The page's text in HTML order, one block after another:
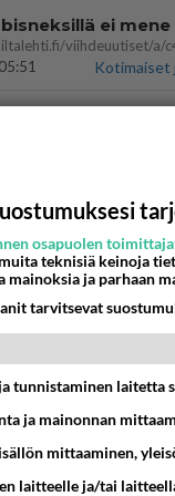
ei mene
Kotimaiset
voita reilusti,
Maailman
kaivattusi on
Ikävä
välit
Ikävä
osapuolen
teknisiä keinoja
ja parhaan
tarvitsevat
tunnistaminen laitetta
ja mainonnan
mittaaminen,
laitteelle ja/tai